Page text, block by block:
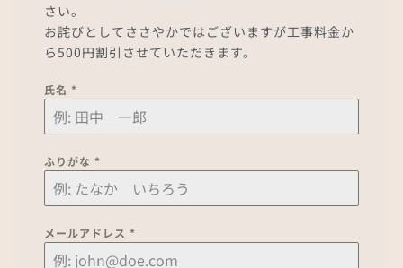
さい。
お詫びとしてささやかではございますが工事料金か
ら500円割引させていただきます。
氏名 *
ふりがな *
メールアドレス *